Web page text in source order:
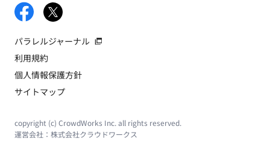
パラレルジャーナル
利用規約
個人情報保護方針
サイトマップ
copyright (c) CrowdWorks Inc. all rights reserved.
運営会社： 株式会社クラウドワークス